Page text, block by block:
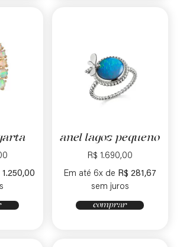
1.250,00
anel lagos pequeno
R$ 1.690,00
Em até 6x de R$ 281,67
sem juros
comprar